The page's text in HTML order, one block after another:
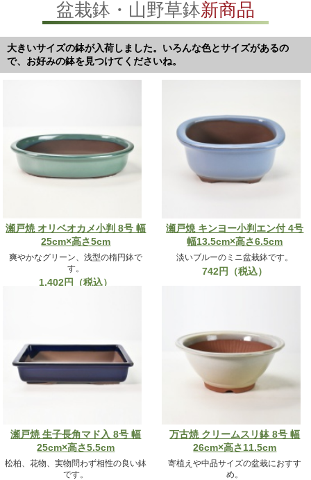
盆栽鉢・山野草鉢新商品
大きいサイズの鉢が入荷しました。いろんな色とサイズがあるの
で、お好みの鉢を見つけてくださいね。
瀬戸焼 オリベオカメ小判 8号 幅
25cm×高さ5cm
爽やかなグリーン、浅型の楕円鉢で
す。
1,402円（税込）
瀬戸焼 キンヨー小判エン付 4号
幅13.5cm×高さ6.5cm
淡いブルーのミニ盆栽鉢です。
742円（税込）
瀬戸焼 生子長角マド入 8号 幅
25cm×高さ5.5cm
松柏、花物、実物問わず相性の良い鉢
です。
万古焼 クリームスリ鉢 8号 幅
26cm×高さ11.5cm
寄植えや中品サイズの盆栽におすす
め。